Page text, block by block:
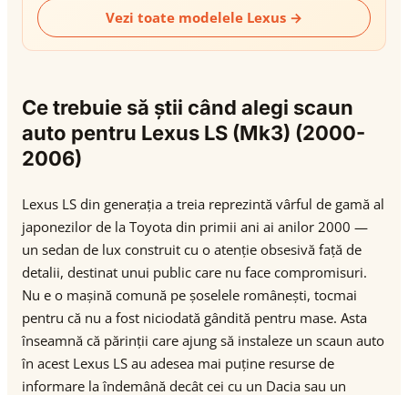
Vezi toate modelele Lexus →
Ce trebuie să știi când alegi scaun
auto pentru Lexus LS (Mk3) (2000-
2006)
Lexus LS din generația a treia reprezintă vârful de gamă al
japonezilor de la Toyota din primii ani ai anilor 2000 —
un sedan de lux construit cu o atenție obsesivă față de
detalii, destinat unui public care nu face compromisuri.
Nu e o mașină comună pe șoselele românești, tocmai
pentru că nu a fost niciodată gândită pentru mase. Asta
înseamnă că părinții care ajung să instaleze un scaun auto
în acest Lexus LS au adesea mai puține resurse de
informare la îndemână decât cei cu un Dacia sau un